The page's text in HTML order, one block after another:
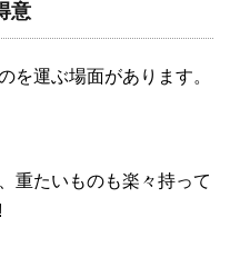
意
を運ぶ場面があります。
重たいものも楽々持って